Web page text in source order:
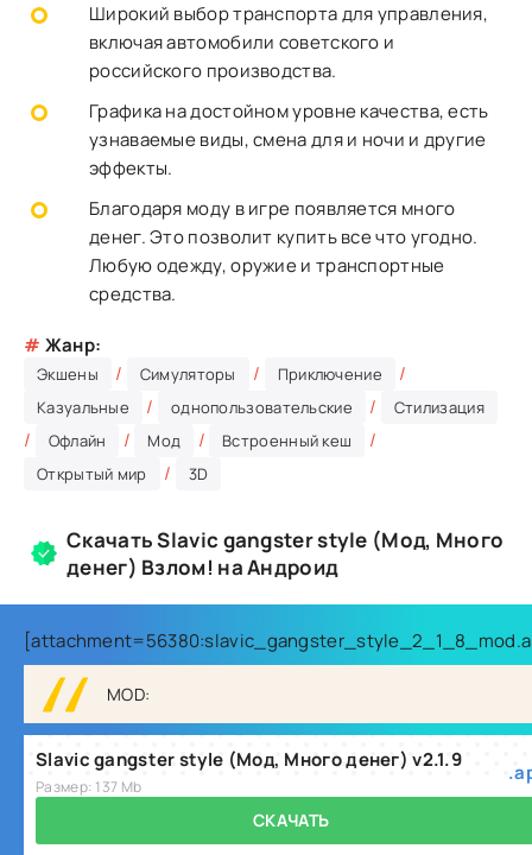
Широкий выбор транспорта для управления,
включая автомобили советского и
российского производства.
Графика на достойном уровне качества, есть
узнаваемые виды, смена для и ночи и другие
эффекты.
Благодаря моду в игре появляется много
денег. Это позволит купить все что угодно.
Любую одежду, оружие и транспортные
средства.
# Жанр:
Экшены / Симуляторы / Приключение /
Казуальные / однопользовательские / Стилизация
/ Офлайн / Мод / Встроенный кеш /
Открытый мир / 3D
Скачать Slavic gangster style (Мод, Много
денег) Взлом! на Андроид
MOD:
Slavic gangster style (Мод, Много денег) v2.1.9
Размер: 137 Mb
СКАЧАТЬ